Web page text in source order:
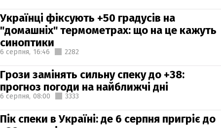
Українці фіксують +50 градусів на
"домашніх" термометрах: що на це кажуть
синоптики
6 серпня, 16:46 2282
Грози замінять сильну спеку до +38:
прогноз погоди на найближчі дні
6 серпня, 08:00 3333
Пік спеки в Україні: де 6 серпня пригріє до